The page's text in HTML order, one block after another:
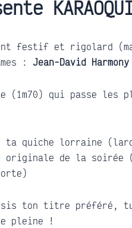
festif et rigolard
: Jean-David Harmony
qui passe les
ta quiche lorraine
originale de la soirée
ton titre préféré,
pleine !